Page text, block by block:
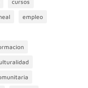
cursos
empleo